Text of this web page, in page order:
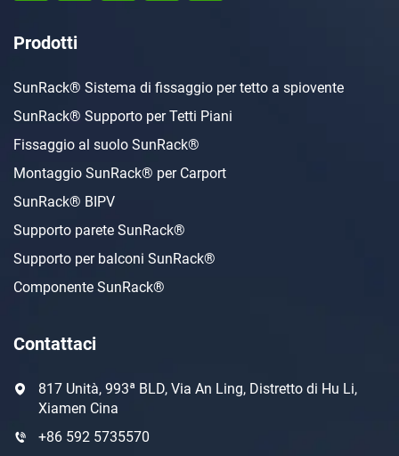
Prodotti
SunRack® Sistema di fissaggio per tetto a spiovente
SunRack® Supporto per Tetti Piani
Fissaggio al suolo SunRack®
Montaggio SunRack® per Carport
SunRack® BIPV
Supporto parete SunRack®
Supporto per balconi SunRack®
Componente SunRack®
Contattaci
817 Unità, 993ª BLD, Via An Ling, Distretto di Hu Li,
Xiamen Cina
+86 592 5735570